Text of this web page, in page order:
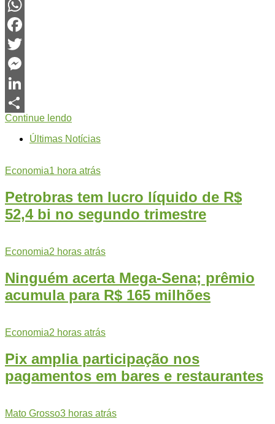
WhatsApp
Facebook
Twitter
Messenger
LinkedIn
Share
Continue lendo
Últimas Notícias
Economia1 hora atrás
Petrobras tem lucro líquido de R$
52,4 bi no segundo trimestre
Economia2 horas atrás
Ninguém acerta Mega-Sena; prêmio
acumula para R$ 165 milhões
Economia2 horas atrás
Pix amplia participação nos
pagamentos em bares e restaurantes
Mato Grosso3 horas atrás